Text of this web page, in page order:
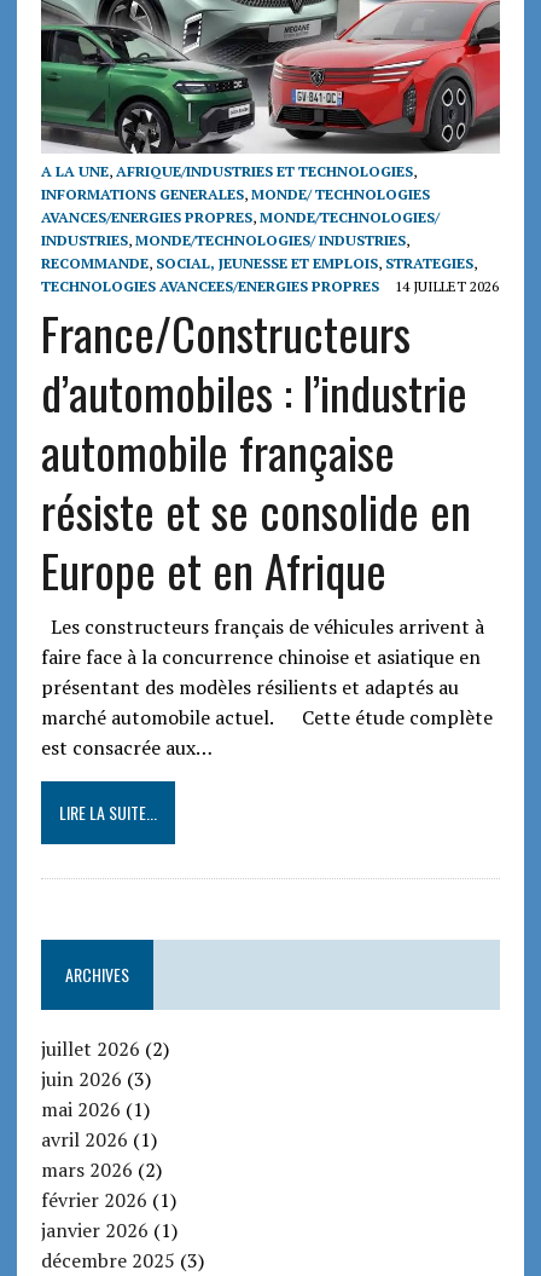
A LA UNE, AFRIQUE/INDUSTRIES ET TECHNOLOGIES,
INFORMATIONS GENERALES, MONDE/ TECHNOLOGIES
AVANCES/ENERGIES PROPRES, MONDE/TECHNOLOGIES/
INDUSTRIES, MONDE/TECHNOLOGIES/ INDUSTRIES,
RECOMMANDE, SOCIAL, JEUNESSE ET EMPLOIS, STRATEGIES,
TECHNOLOGIES AVANCEES/ENERGIES PROPRES
14 JUILLET 2026
France/Constructeurs
d’automobiles : l’industrie
automobile française
résiste et se consolide en
Europe et en Afrique
Les constructeurs français de véhicules arrivent à
faire face à la concurrence chinoise et asiatique en
présentant des modèles résilients et adaptés au
marché automobile actuel. Cette étude complète
est consacrée aux…
LIRE LA SUITE...
ARCHIVES
juillet 2026 (2)
juin 2026 (3)
mai 2026 (1)
avril 2026 (1)
mars 2026 (2)
février 2026 (1)
janvier 2026 (1)
décembre 2025 (3)